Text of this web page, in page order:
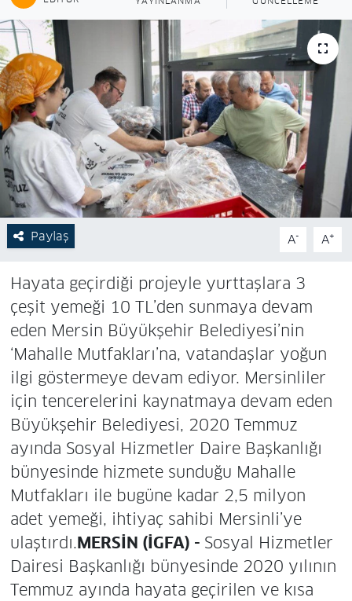
Paylaş A- A+
Hayata geçirdiği projeyle yurttaşlara 3
çeşit yemeği 10 TL’den sunmaya devam
eden Mersin Büyükşehir Belediyesi’nin
‘Mahalle Mutfakları’na, vatandaşlar yoğun
ilgi göstermeye devam ediyor. Mersinliler
için tencerelerini kaynatmaya devam eden
Büyükşehir Belediyesi, 2020 Temmuz
ayında Sosyal Hizmetler Daire Başkanlığı
bünyesinde hizmete sunduğu Mahalle
Mutfakları ile bugüne kadar 2,5 milyon
adet yemeği, ihtiyaç sahibi Mersinli’ye
ulaştırdı.MERSİN (İGFA) - Sosyal Hizmetler
Dairesi Başkanlığı bünyesinde 2020 yılının
Temmuz ayında hayata geçirilen ve kısa